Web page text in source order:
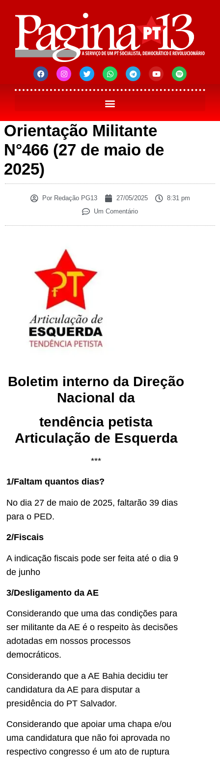
Orientação Militante
N°466 (27 de maio de
2025)
PorRedação PG13 27/05/2025
8:31 pm
Um Comentário
Boletim interno da Direção
Nacional da
tendência petista
Articulação de Esquerda
***
1/Faltam quantos dias?
No dia 27 de maio de 2025, faltarão 39 dias
para o PED.
2/Fiscais
A indicação fiscais pode ser feita até o dia 9
de junho
3/Desligamento da AE
Considerando que uma das condições para
ser militante da AE é o respeito às decisões
adotadas em nossos processos
democráticos.
Considerando que a AE Bahia decidiu ter
candidatura da AE para disputar a
presidência do PT Salvador.
Considerando que apoiar uma chapa e/ou
uma candidatura que não foi aprovada no
respectivo congresso é um ato de ruptura